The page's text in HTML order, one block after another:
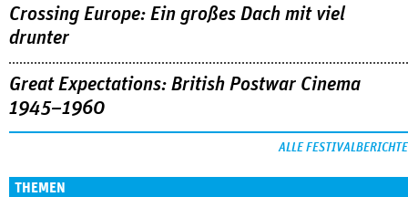
Crossing Europe: Ein großes Dach mit viel
drunter
Great Expectations: British Postwar Cinema
1945–1960
ALLE FESTIVALBERICHTE
THEMEN